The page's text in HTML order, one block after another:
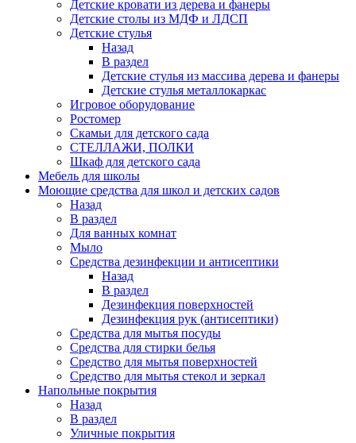
Детские кровати из дерева и фанеры
Детские столы из МДФ и ЛДСП
Детские стулья
Назад
В раздел
Детские стулья из массива дерева и фанеры
Детские стулья металлокаркас
Игровое оборудование
Ростомер
Скамьи для детского сада
СТЕЛЛАЖИ, ПОЛКИ
Шкаф для детского сада
Мебель для школы
Моющие средства для школ и детских садов
Назад
В раздел
Для ванных комнат
Мыло
Средства дезинфекции и антисептики
Назад
В раздел
Дезинфекция поверхностей
Дезинфекция рук (антисептики)
Средства для мытья посуды
Средства для стирки белья
Средство для мытья поверхностей
Средство для мытья стекол и зеркал
Напольные покрытия
Назад
В раздел
Уличные покрытия